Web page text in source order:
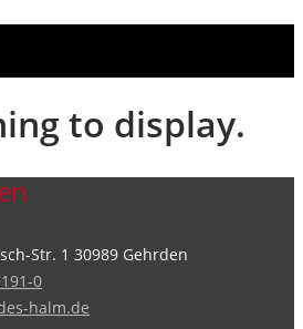
to display.
Str. 1 30989 Gehrden
0
halm.de